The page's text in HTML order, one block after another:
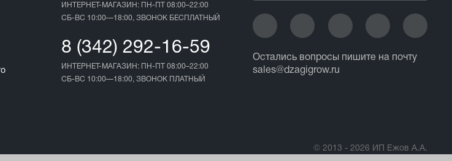
ИНТЕРНЕТ-МАГАЗИН: ПН-ПТ 08:00–22:00
СБ-ВС 10:00—18:00, ЗВОНОК БЕСПЛАТНЫЙ
8 (342) 292-16-59
ИНТЕРНЕТ-МАГАЗИН: ПН-ПТ 08:00–22:00
СБ-ВС 10:00—18:00, ЗВОНОК ПЛАТНЫЙ
Остались вопросы пишите на почту
sales@dzagigrow.ru
© 2013 - 2026 ИП Ежов А.А.